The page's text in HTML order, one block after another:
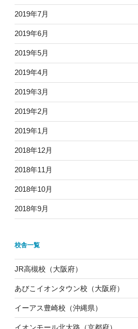
2019年7月
2019年6月
2019年5月
2019年4月
2019年3月
2019年2月
2019年1月
2018年12月
2018年11月
2018年10月
2018年9月
校舎一覧
JR高槻校（大阪府）
あびこイオンタウン校（大阪府）
イーアス豊崎校（沖縄県）
イオンモール北大路（京都府）